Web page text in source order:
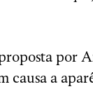
por
causa a